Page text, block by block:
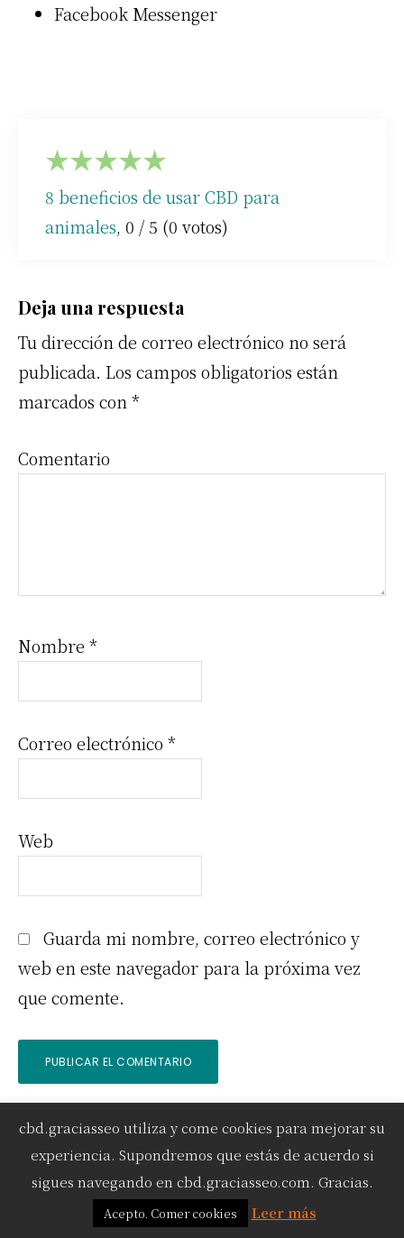
Facebook Messenger
★★★★★
8 beneficios de usar CBD para
animales, 0 /5 (0 votos)
Interacciones
con
los
lectores
Deja una respuesta
Tu dirección de correo electrónico no será
publicada. Los campos obligatorios están
marcados con*
Comentario
Nombre *
Correo electrónico *
Web
Guarda mi nombre, correo electrónico y
web en este navegador para la próxima vez
que comente.
Barra
lateral
cbd.graciasseo utiliza y come cookies para mejorar su
experiencia. Supondremos que estás de acuerdo si
sigues navegando en cbd.graciasseo.com. Gracias.
Acepto. Comer cookies Leer más